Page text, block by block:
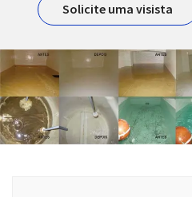
Solicite uma visista